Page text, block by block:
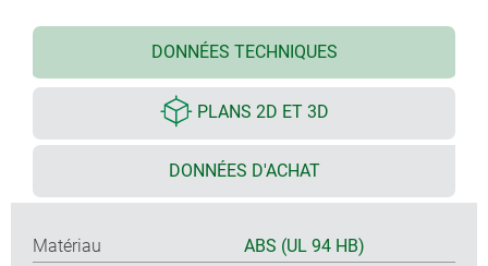
DONNÉES TECHNIQUES
PLANS 2D ET 3D
DONNÉES D'ACHAT
Matériau
ABS (UL 94 HB)